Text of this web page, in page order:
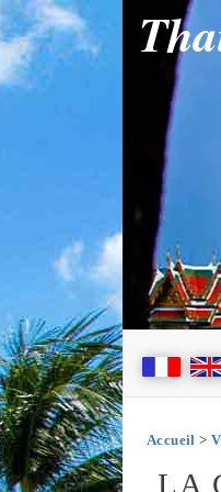
Accueil >
LA